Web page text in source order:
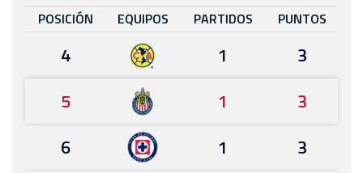
POSICIÓN EQUIPOS PARTIDOS PUNTOS
4 1
3
5
1
3
6
1
3